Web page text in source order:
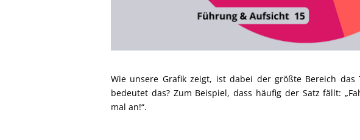
Wie unsere Grafik zeigt, ist dabei der größte Bereich das
bedeutet das? Zum Beispiel, dass häufig der Satz fällt:
mal an!“.